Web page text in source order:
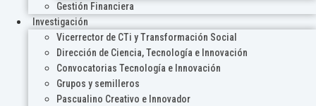
Gestión Financiera
Investigación
Vicerrector de CTi y Transformación Social
Dirección de Ciencia, Tecnología e Innovación
Convocatorias Tecnología e Innovación
Grupos y semilleros
Pascualino Creativo e Innovador